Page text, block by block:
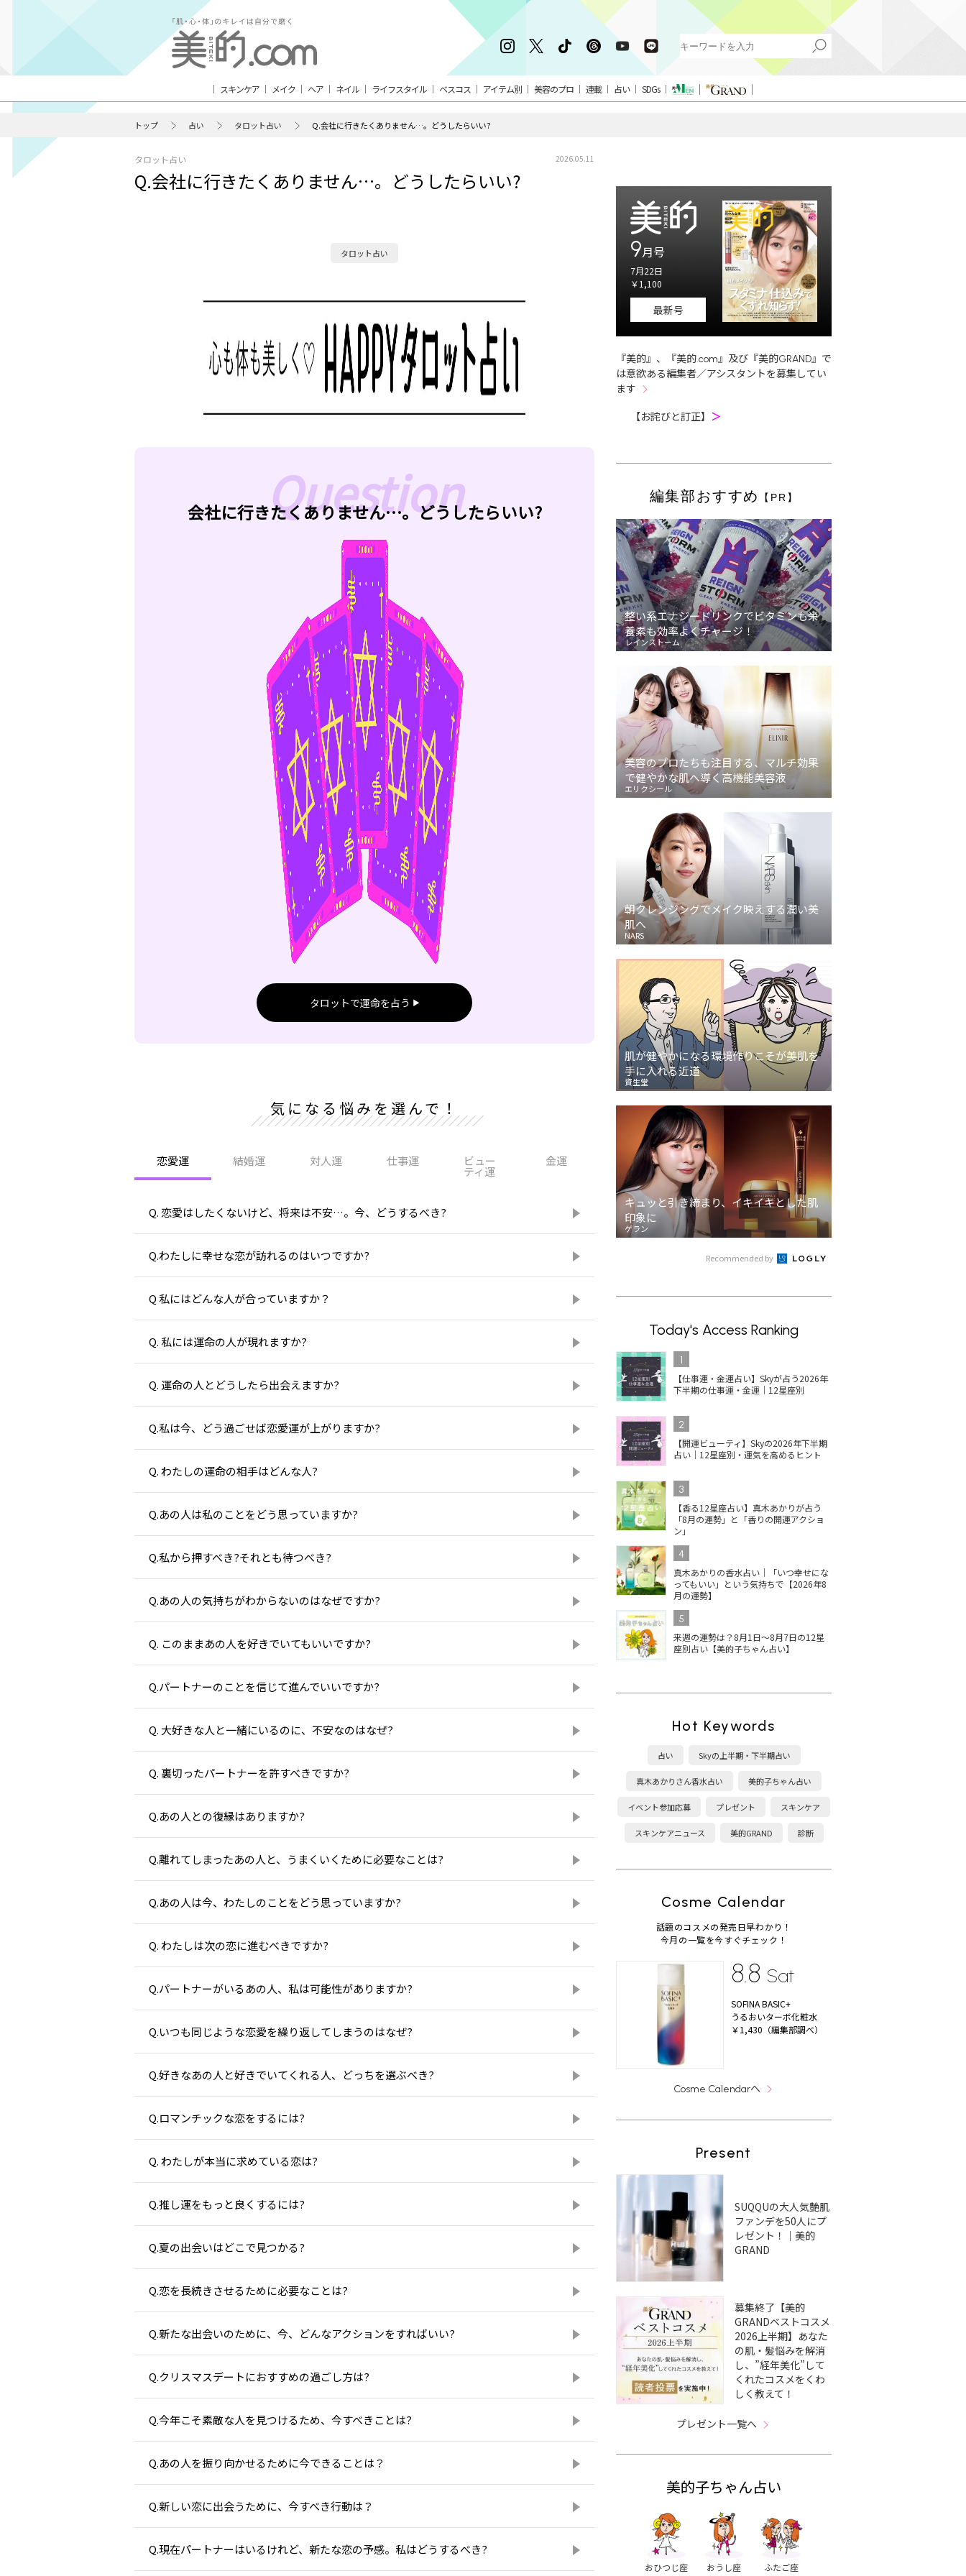
スキンケア メイク ヘア ネイル ライフスタイル ベスコス アイテム別 美容のプロ 連載 占い SDGs
トップ 占い タロット占い Q.会社に行きたくありません…。どうしたらいい?
タロット占い 2026.05.11
Q.会社に行きたくありません…。どうしたらいい?
タロット占い
会社に行きたくありません…。どうしたらいい?
タロットで運命を占う
気になる悩みを選んで！
恋愛運 結婚運 対人運 仕事運 ビュー
ティ運
金運
Q. 恋愛はしたくないけど、将来は不安…。今、どうするべき?
Q.わたしに幸せな恋が訪れるのはいつですか?
Q 私にはどんな人が合っていますか？
Q. 私には運命の人が現れますか?
Q. 運命の人とどうしたら出会えますか?
Q.私は今、どう過ごせば恋愛運が上がりますか?
Q. わたしの運命の相手はどんな人?
Q.あの人は私のことをどう思っていますか?
Q.私から押すべき?それとも待つべき?
Q.あの人の気持ちがわからないのはなぜですか?
Q. このままあの人を好きでいてもいいですか?
Q.パートナーのことを信じて進んでいいですか?
Q. 大好きな人と一緒にいるのに、不安なのはなぜ?
Q. 裏切ったパートナーを許すべきですか?
Q.あの人との復縁はありますか?
Q.離れてしまったあの人と、うまくいくために必要なことは?
Q.あの人は今、わたしのことをどう思っていますか?
Q. わたしは次の恋に進むべきですか?
Q.パートナーがいるあの人、私は可能性がありますか?
Q.いつも同じような恋愛を繰り返してしまうのはなぜ?
Q.好きなあの人と好きでいてくれる人、どっちを選ぶべき?
Q.ロマンチックな恋をするには?
Q. わたしが本当に求めている恋は?
Q.推し運をもっと良くするには?
Q.夏の出会いはどこで見つかる?
Q.恋を長続きさせるために必要なことは?
Q.新たな出会いのために、今、どんなアクションをすればいい?
Q.クリスマスデートにおすすめの過ごし方は?
Q.今年こそ素敵な人を見つけるため、今すべきことは?
Q.あの人を振り向かせるために今できることは？
Q.新しい恋に出会うために、今すべき行動は？
Q.現在パートナーはいるけれど、新たな恋の予感。私はどうするべき?
9月号
7月22日
￥1,100
最新号
『美的』、『美的.com』及び『美的GRAND』で
は意欲ある編集者／アシスタントを募集してい
ます
【お詫びと訂正】 ＞
編集部おすすめ 【PR】
整い系エナジードリンクでビタミンも栄
養素も効率よくチャージ！
レインストーム
美容のプロたちも注目する、マルチ効果
で健やかな肌へ導く高機能美容液
エリクシール
朝クレンジングでメイク映えする潤い美
肌へ
NARS
肌が健やかになる環境作りこそが美肌を
手に入れる近道
資生堂
キュッと引き締まり、イキイキとした肌
印象に
ゲラン
Recommended by
Today's Access Ranking
1
【仕事運・金運占い】Skyが占う2026年
下半期の仕事運・金運｜12星座別
2
【開運ビューティ】Skyの2026年下半期
占い｜12星座別・運気を高めるヒント
3
【香る12星座占い】真木あかりが占う
「8月の運勢」と「香りの開運アクショ
ン」
4
真木あかりの香水占い｜「いつ幸せにな
ってもいい」という気持ちで【2026年8
月の運勢】
5
来週の運勢は？8月1日～8月7日の12星
座別占い【美的子ちゃん占い】
Hot Keywords
占い Skyの上半期・下半期占い
真木あかりさん香水占い 美的子ちゃん占い
イベント参加応募 プレゼント スキンケア
スキンケアニュース 美的GRAND 診断
Cosme Calendar
話題のコスメの発売日早わかり！
今月の一覧を今すぐチェック！
8.8 Sat
SOFINA BASIC+
うるおいターボ化粧水
￥1,430（編集部調べ）
Cosme Calendarへ
Present
SUQQUの大人気艶肌
ファンデを50人にプ
レゼント！｜美的
GRAND
募集終了【美的
GRANDベストコスメ
2026上半期】あなた
の肌・髪悩みを解消
し、”経年美化”して
くれたコスメをくわ
しく教えて！
プレゼント一覧へ
美的子ちゃん占い
おひつじ座 おうし座 ふたご座